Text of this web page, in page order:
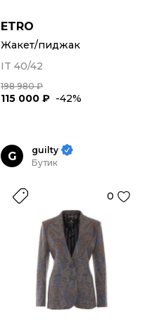
ETRO
Жакет/пиджак
IT 40/42
198 980 ₽
115 000 ₽ -42%
G
guilty
Бутик
0